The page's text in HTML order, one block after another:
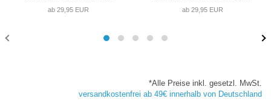
ab 29,95 EUR
ab 29,95 EUR
*Alle Preise inkl. gesetzl. MwSt.
versandkostenfrei ab 49€ innerhalb von Deutschland